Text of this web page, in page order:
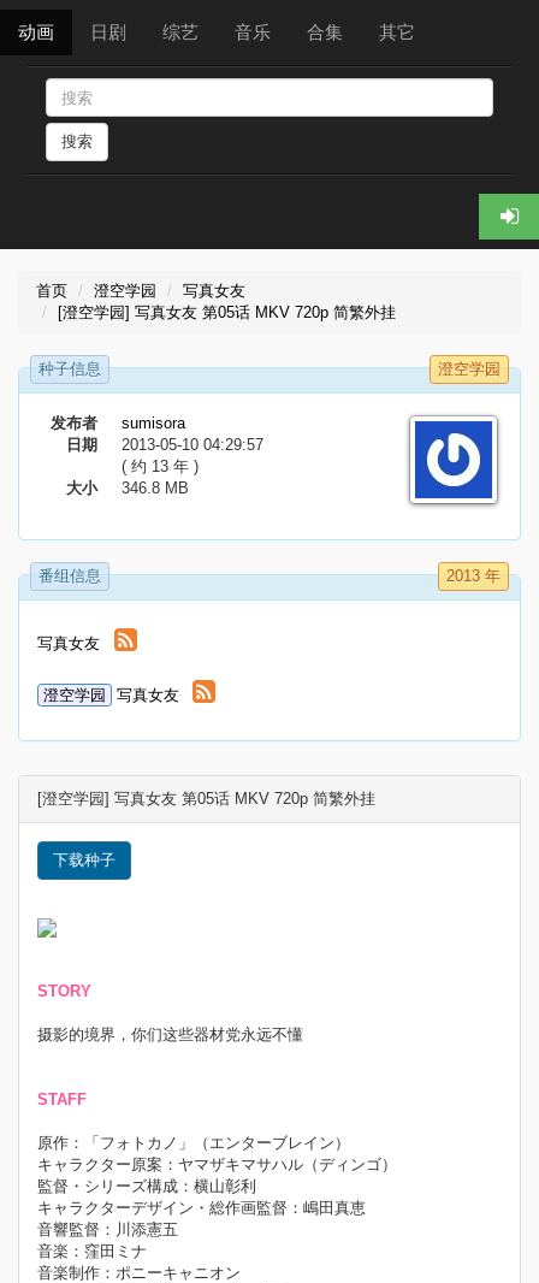
动画 日剧 综艺 音乐 合集 其它
搜索
首页 澄空学园
写真女友
[澄空学园] 写真女友 第05话 MKV 720p 简繁外挂
种子信息 澄空学园
发布者
sumisora
日期
2013-05-10 04:29:57
( 约 13 年 )
大小
346.8 MB
番组信息 2013 年
写真女友
澄空学园 写真女友
[澄空学园] 写真女友 第05话 MKV 720p 简繁外挂
下载种子
STORY
摄影的境界，你们这些器材党永远不懂
STAFF
原作：「フォトカノ」（エンターブレイン）
キャラクター原案：ヤマザキマサハル（ディンゴ）
監督・シリーズ構成：横山彰利
キャラクターデザイン・総作画監督：嶋田真恵
音響監督：川添憲五
音楽：窪田ミナ
音楽制作：ポニーキャニオン